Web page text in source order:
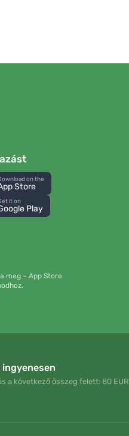
on the
Store
it on
Play
meg – App Store
ingyenesen
a következő összeg felett: 80 EUR